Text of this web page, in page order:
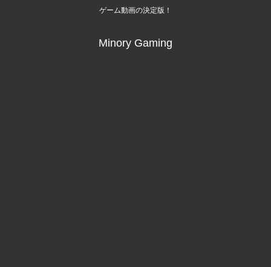
ゲーム動画の決定版！
Minory Gaming